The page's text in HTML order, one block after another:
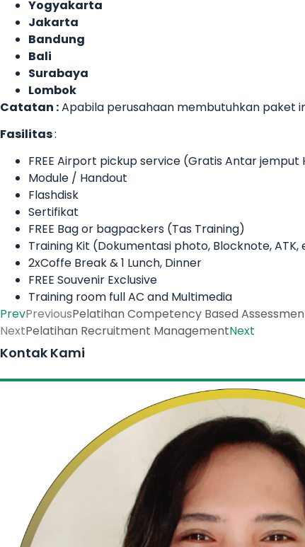
Yogyakarta
Jakarta
Bandung
Bali
Surabaya
Lombok
Catatan :Apabila perusahaan membutuhkan paket
Fasilitas:
FREE Airport pickup service (Gratis Antar
Module / Handout
Flashdisk
Sertifikat
FREE Bag or bagpackers (Tas Training)
Training Kit (Dokumentasi photo, Blocknote, ATK,
2xCoffe Break & 1 Lunch, Dinner
FREE Souvenir Exclusive
Training room full AC and Multimedia
PrevPreviousPelatihan Competency Based
NextPelatihan Recruitment ManagementNext
Kontak Kami